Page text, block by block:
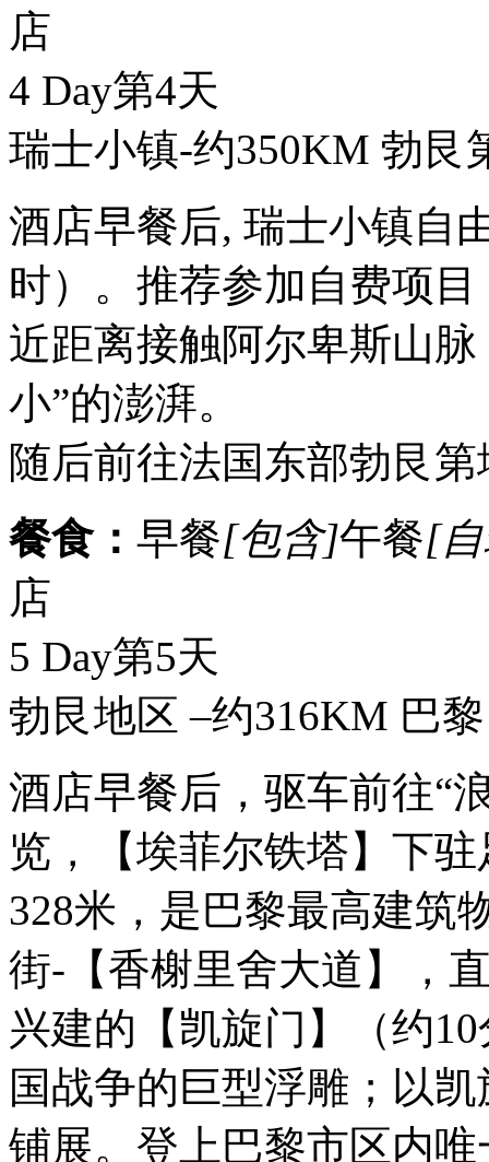
店
4 Day第4天
瑞士小镇-约350KM 勃艮
酒店早餐后, 瑞士小镇自
时）。推荐参加自费项
近距离接触阿尔卑斯山
小”的澎湃。
随后前往法国东部勃艮
餐食： 早餐[包含]午餐[
店
5 Day第5天
勃艮地区 –约316KM 巴
酒店早餐后，驱车前往“
览，【埃菲尔铁塔】下
328米，是巴黎最高建筑
街-【香榭里舍大道】，
兴建的【凯旋门】（约
国战争的巨型浮雕；以
铺展。登上巴黎市区内